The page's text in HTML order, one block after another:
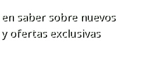
saber sobre nuevos
ofertas exclusivas